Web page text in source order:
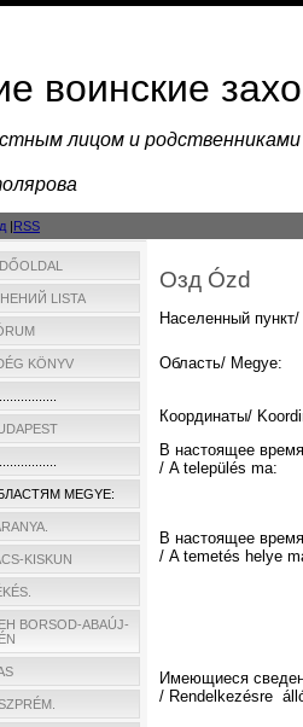
воинские
лицом и
|RSS
LISTA
KÖNYV
MEGYE:
KISKUN
ABAÚJ-
Озд Ózd
Населенный
Область/ Megye:
Координаты/
В настоящее
/ A település ma:
В настоящее
/ A temetés helye
Имеющиеся
/ Rendelkezésre